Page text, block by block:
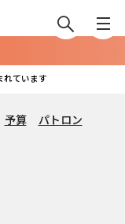
ています
予算 パトロン